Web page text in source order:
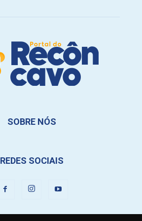
SOBRE NÓS
REDES SOCIAIS